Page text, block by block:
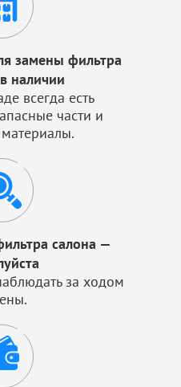
замены фильтра
наличии
всегда есть
части и
салона —
за ходом